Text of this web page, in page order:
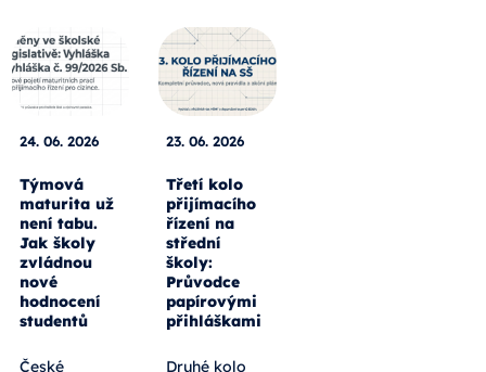
24. 06. 2026
Týmová
maturita už
není tabu.
Jak školy
zvládnou
nové
hodnocení
studentů
České
23. 06. 2026
Třetí kolo
přijímacího
řízení na
střední
školy:
Průvodce
papírovými
přihláškami
Druhé kolo